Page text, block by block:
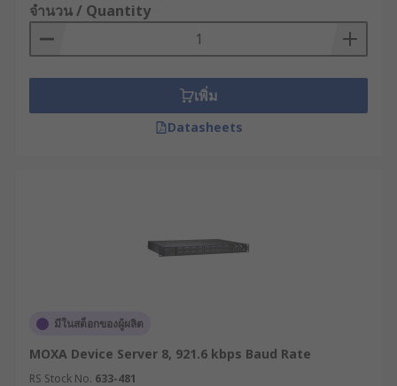
จำนวน / Quantity
เพิ่ม
Datasheets
มีในสต็อกของผู้ผลิต
MOXA Device Server 8, 921.6 kbps Baud Rate
RS Stock No. 633-481